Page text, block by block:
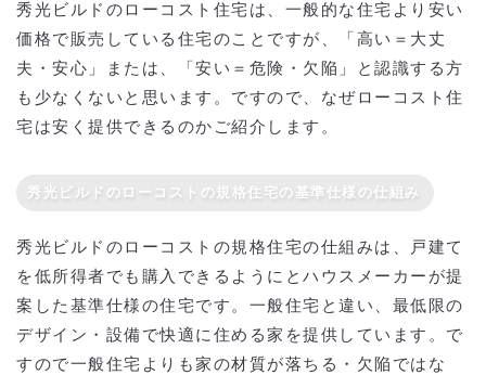
秀光ビルドのローコスト住宅は、一般的な住宅より安い
価格で販売している住宅のことですが、「高い＝大丈
夫・安心」または、「安い＝危険・欠陥」と認識する方
も少なくないと思います。ですので、なぜローコスト住
宅は安く提供できるのかご紹介します。
秀光ビルドのローコストの規格住宅の基準仕様の仕組み
秀光ビルドのローコストの規格住宅の仕組みは、戸建て
を低所得者でも購入できるようにとハウスメーカーが提
案した基準仕様の住宅です。一般住宅と違い、最低限の
デザイン・設備で快適に住める家を提供しています。で
すので一般住宅よりも家の材質が落ちる・欠陥ではな